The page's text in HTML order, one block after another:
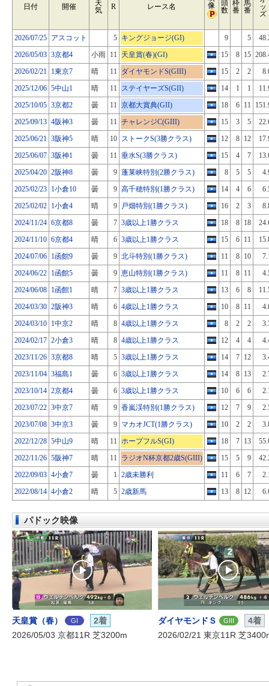
日付 開催
天
気
R レース名
像
頭
数
枠
番
馬
番
ッ
ズ
2026/07/25 アスコット 5 キングジョージ(GI) 9 5
2026/05/03 3京都4 小雨 11 天皇賞(春)(GI) 15 8 15
2026/02/21 1東京7 晴 11 ダイヤモンドS(GIII) 15 2 2
2025/12/06 5中山1 晴 11 ステイヤーズS(GII) 14 1 1
2025/10/05 3京都2 曇 11 京都大賞典(GII) 18 6 11
2025/09/13 4阪神3 曇 11 チャレンジC(GIII) 15 3 5
2025/06/21 3阪神5 晴 10 ストークS(3勝クラス) 12 8 12
2025/06/07 3阪神1 曇 11 垂水S(3勝クラス) 15 4 7
2025/04/20 2阪神8 曇 9 蓬莱峡特別(2勝クラス) 8 5 5
2025/02/23 1小倉10 曇 9 高千穂特別(1勝クラス) 14 4 6
2025/02/02 1小倉4 晴 9 戸畑特別(1勝クラス) 16 2 3
2024/11/24 6京都8 曇 7 3歳以上1勝クラス 18 8 18
2024/11/10 6京都4 晴 6 3歳以上1勝クラス 15 6 11
2024/07/06 1函館9 曇 9 北斗特別(1勝クラス) 11 8 10
2024/06/22 1函館5 曇 9 恵山特別(1勝クラス) 11 8 11
2024/06/08 1函館1 晴 7 3歳以上1勝クラス 13 6 8
2024/03/30 2阪神3 晴 6 4歳以上1勝クラス 10 8 11
2024/03/10 1中京2 晴 8 4歳以上1勝クラス 8 2 2
2024/02/17 2小倉3 晴 8 4歳以上1勝クラス 12 4 4
2023/11/26 3京都8 晴 5 3歳以上1勝クラス 14 7 12
2023/11/04 3福島1 曇 6 3歳以上1勝クラス 14 8 13
2023/10/14 2京都4 曇 6 3歳以上1勝クラス 10 6 6
2023/07/22 3中京7 晴 9 香嵐渓特別(1勝クラス) 12 7 9
2023/07/08 3中京3 曇 9 マカオJCT(1勝クラス) 10 2 2
2022/12/28 5中山9 晴 11 ホープフルS(GI) 18 7 13
2022/11/26 5阪神7 晴 11 ラジオN杯京都2歳S(GIII) 15 5 9
2022/09/03 4小倉7 曇 1 2歳未勝利 11 6 7
2022/08/14 4小倉2 晴 5 2歳新馬 13 8 12
パドック映像
天皇賞（春） GI
2着
2026/05/03 京都11R 芝3200m
ダイヤモンドＳ GIII
4着
2026/02/21 東京11R 芝